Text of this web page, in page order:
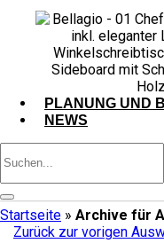
PLANUNG UND
NEWS
Startseite » Archive für
Zurück zur vorigen